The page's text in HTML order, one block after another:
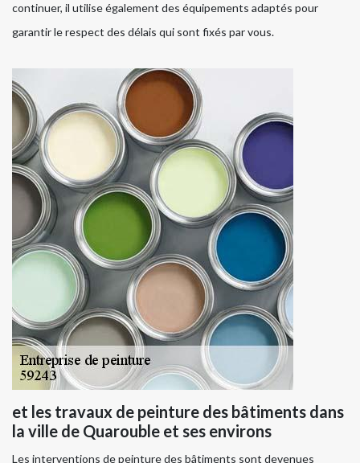
continuer, il utilise également des équipements adaptés pour
garantir le respect des délais qui sont fixés par vous.
et les travaux de peinture des bâtiments dans
la ville de Quarouble et ses environs
Les interventions de peinture des bâtiments sont devenues